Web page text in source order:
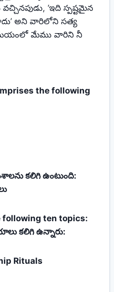
‘ఇది స్పష్టమైన
అని వారిలోని సత్య
మేము వారిని నీ
the following
కలిగి ఉంటుంది:
ten topics:
కలిగి ఉన్నారు:
Rituals